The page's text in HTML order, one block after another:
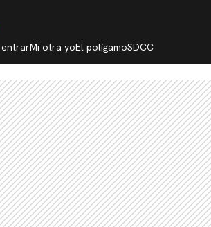
entrarMi otra yoEl polígamoSDCC